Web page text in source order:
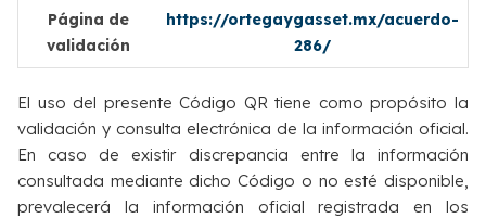
Página de
validación
https://ortegaygasset.mx/acuerdo-
286/
El uso del presente Código QR tiene como propósito la
validación y consulta electrónica de la información oficial.
En caso de existir discrepancia entre la información
consultada mediante dicho Código o no esté disponible,
prevalecerá la información oficial registrada en los